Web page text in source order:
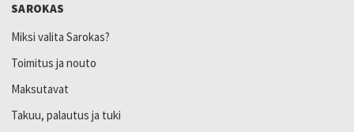
SAROKAS
Miksi valita Sarokas?
Toimitus ja nouto
Maksutavat
Takuu, palautus ja tuki